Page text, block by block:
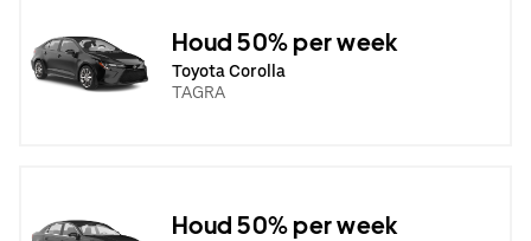
Houd 50% per week
Toyota Corolla
TAGRA
Houd 50% per week